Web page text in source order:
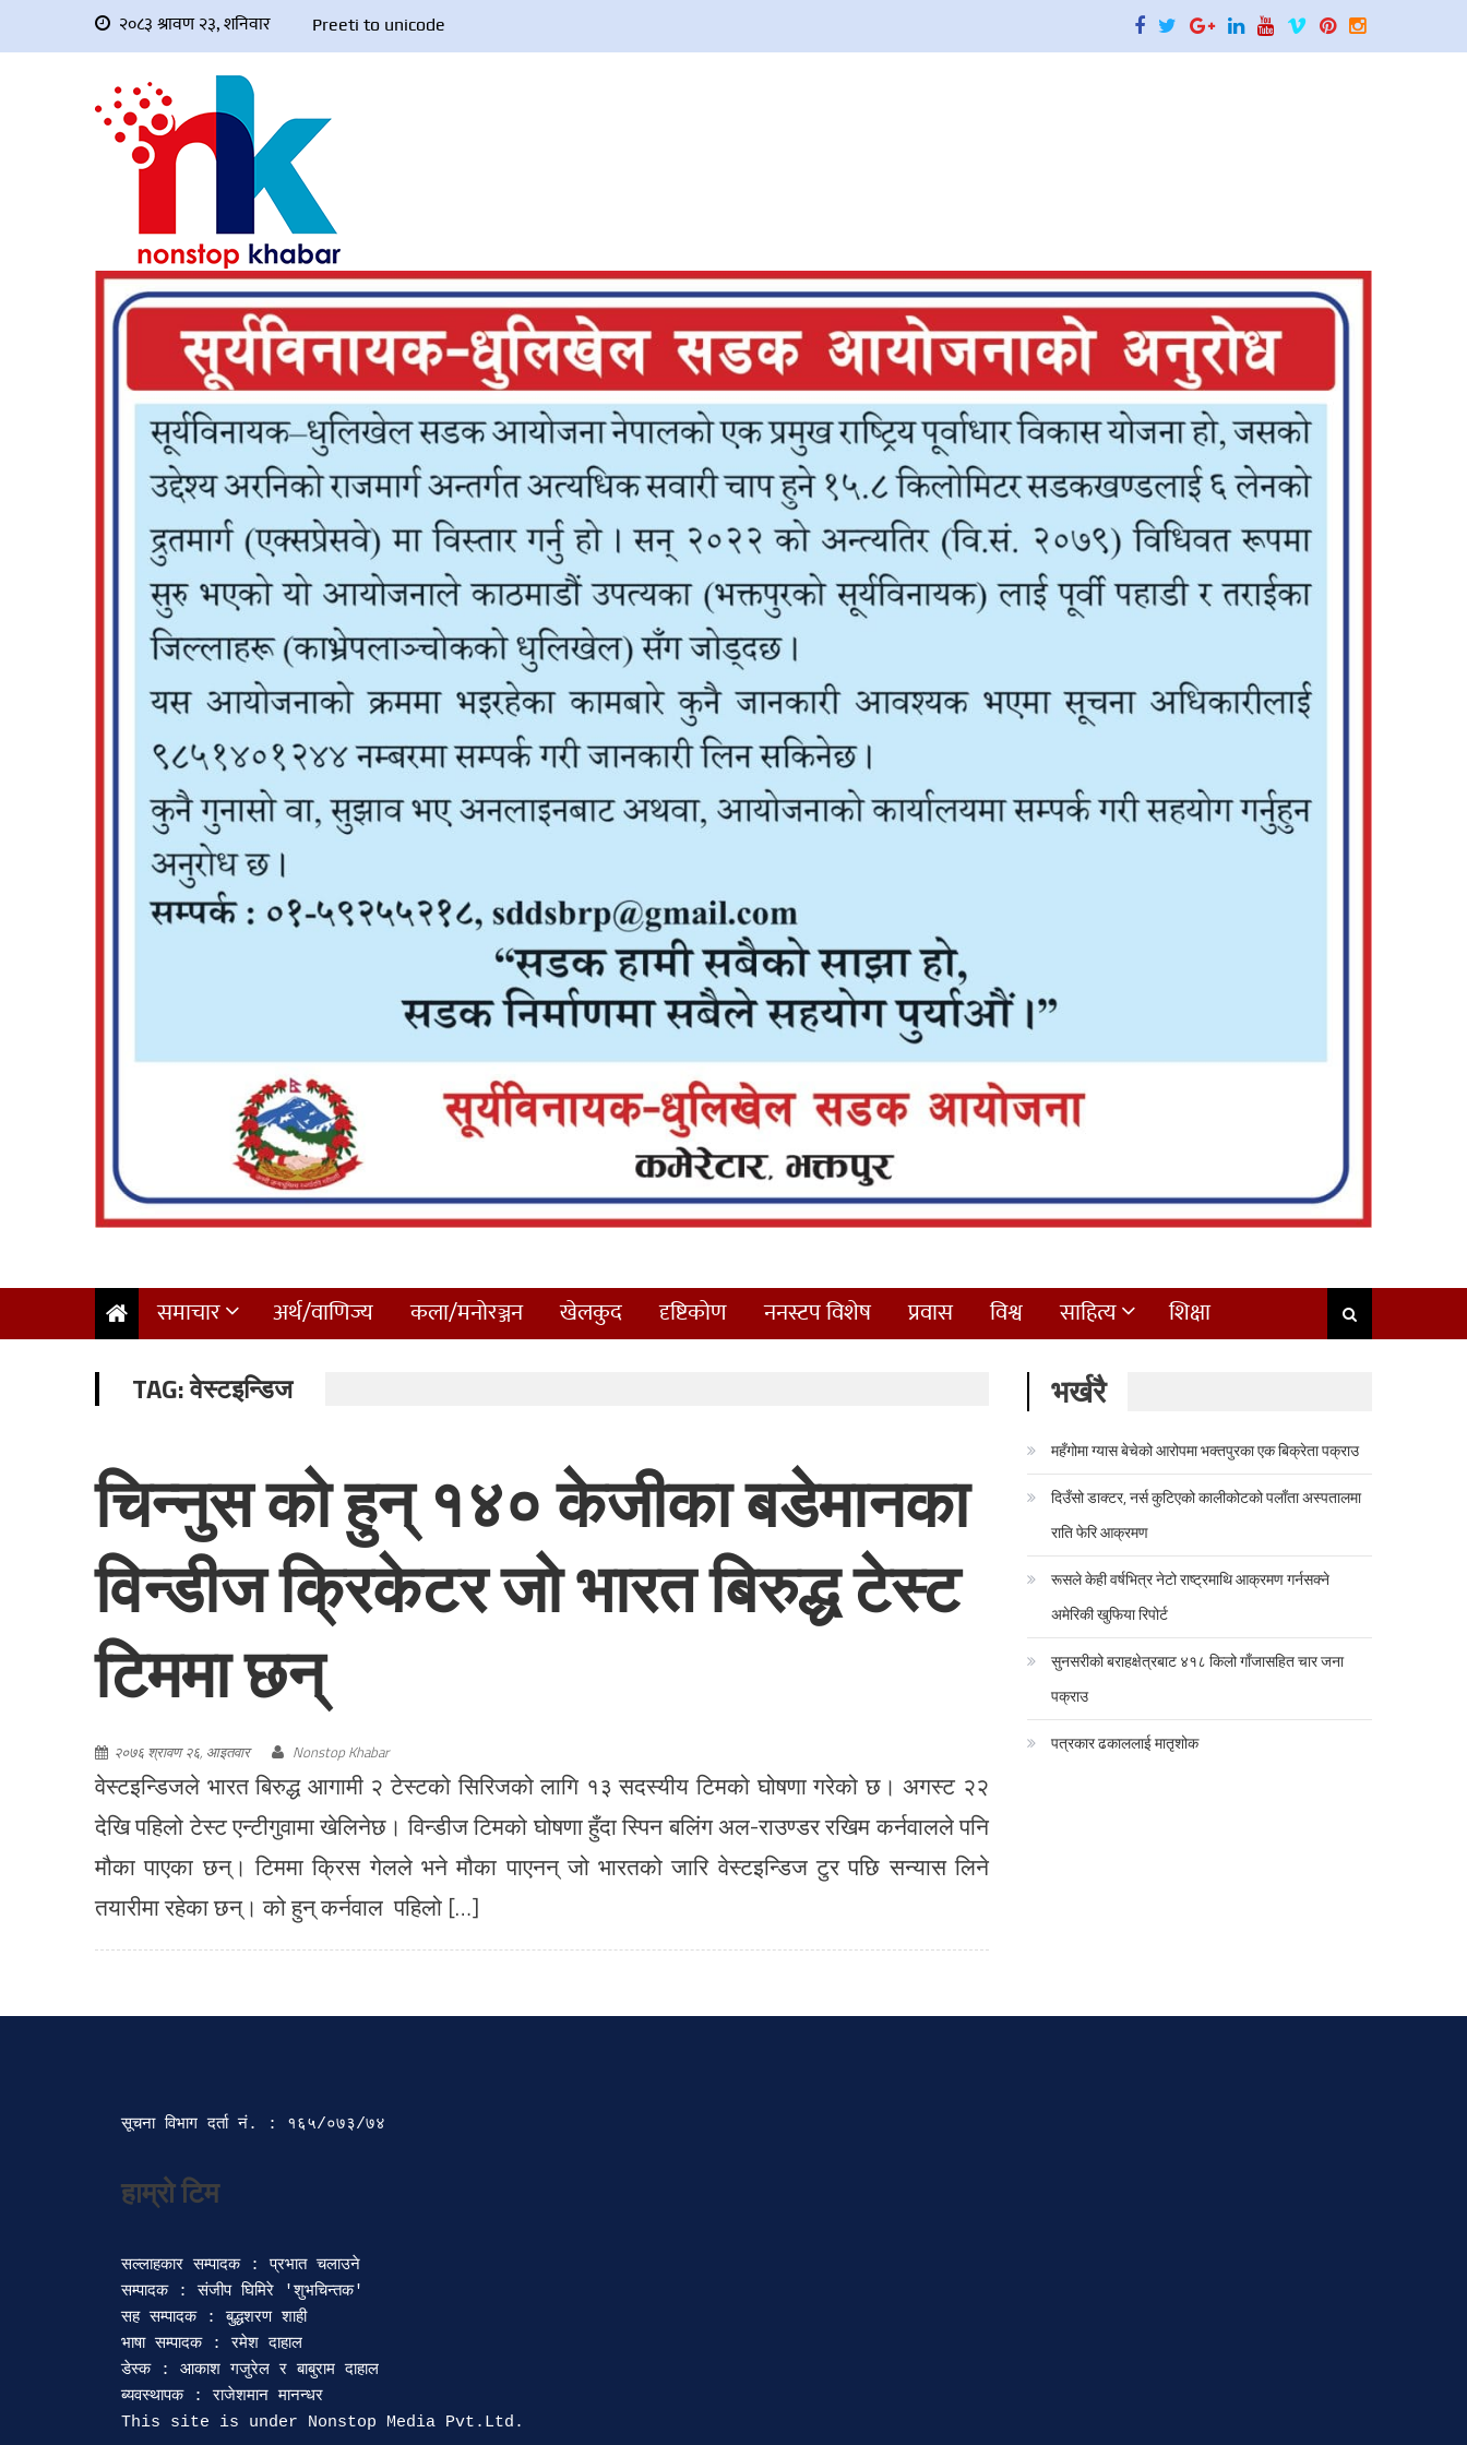
२०८३ श्रावण २३, शनिवार Preeti to unicode
समाचार अर्थ/वाणिज्य कला/मनोरञ्जन खेलकुद दृष्टिकोण ननस्टप विशेष प्रवास विश्व साहित्य शिक्षा
TAG:वेस्टइन्डिज
चिन्नुस को हुन् १४० केजीका बडेमानका
विन्डीज क्रिकेटर जो भारत बिरुद्ध टेस्ट
टिममा छन्
२०७६ श्रावण २६, आइतवार Nonstop Khabar
वेस्टइन्डिजले भारत बिरुद्ध आगामी २ टेस्टको सिरिजको लागि १३ सदस्यीय टिमको घोषणा गरेको छ। अगस्ट २२
देखि पहिलो टेस्ट एन्टीगुवामा खेलिनेछ। विन्डीज टिमको घोषणा हुँदा स्पिन बलिंग अल-राउण्डर रखिम कर्नवालले पनि
मौका पाएका छन्। टिममा क्रिस गेलले भने मौका पाएनन् जो भारतको जारि वेस्टइन्डिज टुर पछि सन्यास लिने
तयारीमा रहेका छन्। को हुन् कर्नवाल पहिलो […]
भर्खरै
महँगोमा ग्यास बेचेको आरोपमा भक्तपुरका एक बिक्रेता पक्राउ
दिउँसो डाक्टर, नर्स कुटिएको कालीकोटको पलाँता अस्पतालमा
राति फेरि आक्रमण
रूसले केही वर्षभित्र नेटो राष्ट्रमाथि आक्रमण गर्नसक्ने
अमेरिकी खुफिया रिपोर्ट
सुनसरीको बराहक्षेत्रबाट ४१८ किलो गाँजासहित चार जना
पक्राउ
पत्रकार ढकाललाई मातृशोक
सूचना विभाग दर्ता‍ नं. : १६५/०७३/७४
हाम्रो टिम
सल्लाहकार सम्पादक : प्रभात चलाउने
सम्पादक : संजीप घिमिरे 'शुभचिन्तक'
सह सम्पादक : बुद्धशरण शाही
भाषा सम्पादक : रमेश दाहाल
डेस्क : आकाश गजुरेल र बाबुराम दाहाल
ब्यवस्थापक : राजेशमान मानन्धर